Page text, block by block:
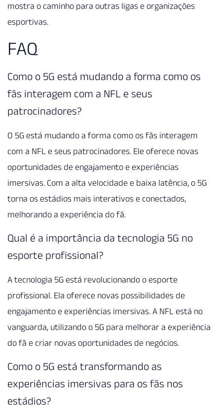
mostra o caminho para outras ligas e organizações
esportivas.
FAQ
Como o 5G está mudando a forma como os
fãs interagem com a NFL e seus
patrocinadores?
O 5G está mudando a forma como os fãs interagem
com a NFL e seus patrocinadores. Ele oferece novas
oportunidades de engajamento e experiências
imersivas. Com a alta velocidade e baixa latência, o 5G
torna os estádios mais interativos e conectados,
melhorando a experiência do fã.
Qual é a importância da tecnologia 5G no
esporte profissional?
A tecnologia 5G está revolucionando o esporte
profissional. Ela oferece novas possibilidades de
engajamento e experiências imersivas. A NFL está no
vanguarda, utilizando o 5G para melhorar a experiência
do fã e criar novas oportunidades de negócios.
Como o 5G está transformando as
experiências imersivas para os fãs nos
estádios?